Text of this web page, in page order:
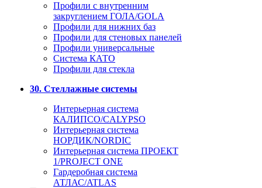
Профили с внутренним
закруглением ГОЛА/GOLA
Профили для нижних баз
Профили для стеновых панелей
Профили универсальные
Система КАТО
Профили для стекла
30. Стеллажные системы
Интерьерная система
КАЛИПСО/CALYPSO
Интерьерная система
НОРДИК/NORDIC
Интерьерная система ПРОЕКТ
1/PROJECT ONE
Гардеробная система
АТЛАС/ATLAS